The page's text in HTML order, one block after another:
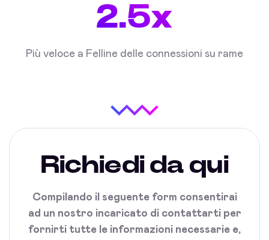
2.5x
Più veloce a Felline delle connessioni su rame
Richiedi da qui
Compilando il seguente form consentirai
ad un nostro incaricato di contattarti per
fornirti tutte le informazioni necessarie e,